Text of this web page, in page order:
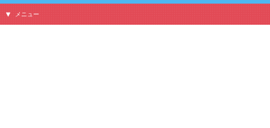
メニュー